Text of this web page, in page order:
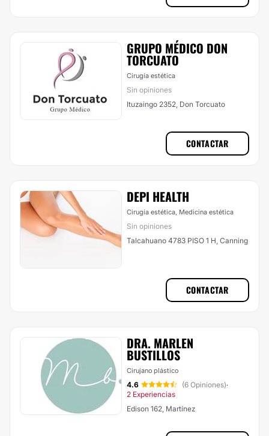
GRUPO MÉDICO DON
TORCUATO
Cirugía estética
Sin opiniones
Ituzaingo 2352, Don Torcuato
CONTACTAR
DEPI HEALTH
Cirugía estética, Medicina estética
Sin opiniones
Talcahuano 4783 PISO 1 H, Canning
CONTACTAR
DRA. MARLEN
BUSTILLOS
Cirujano plástico
4.6 (6 Opiniones)·
2 Experiencias
Edison 162, Martínez